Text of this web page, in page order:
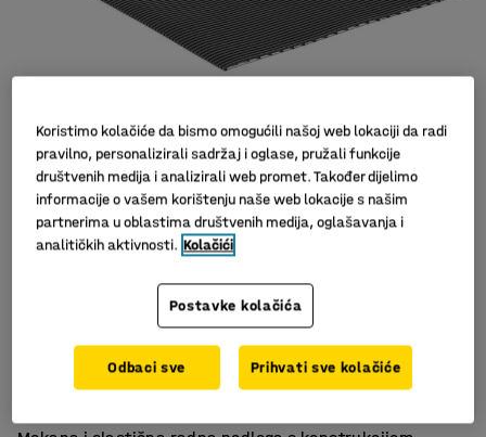
Savršeno za garderobe
Visoka sposobnost odvodnje
Lako se čisti
Koristimo kolačiće da bismo omogućili našoj web lokaciji da radi
pravilno, personalizirali sadržaj i oglase, pružali funkcije
društvenih medija i analizirali web promet. Također dijelimo
informacije o vašem korištenju naše web lokacije s našim
partnerima u oblastima društvenih medija, oglašavanja i
analitičkih aktivnosti. Kolačići
Postavke kolačića
Odbaci sve Prihvati sve kolačiće